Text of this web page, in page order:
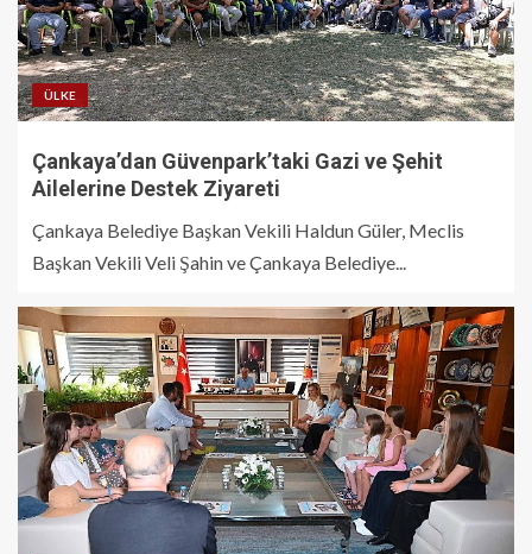
ÜLKE
Çankaya’dan Güvenpark’taki Gazi ve Şehit
Ailelerine Destek Ziyareti
Çankaya Belediye Başkan Vekili Haldun Güler, Meclis
Başkan Vekili Veli Şahin ve Çankaya Belediye...